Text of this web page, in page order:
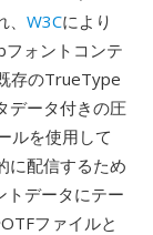
W3Cにより
ォントコンテ
存のTrueType
データ付きの圧
ルを使用して
に配信するため
トデータにテー
ファイルと